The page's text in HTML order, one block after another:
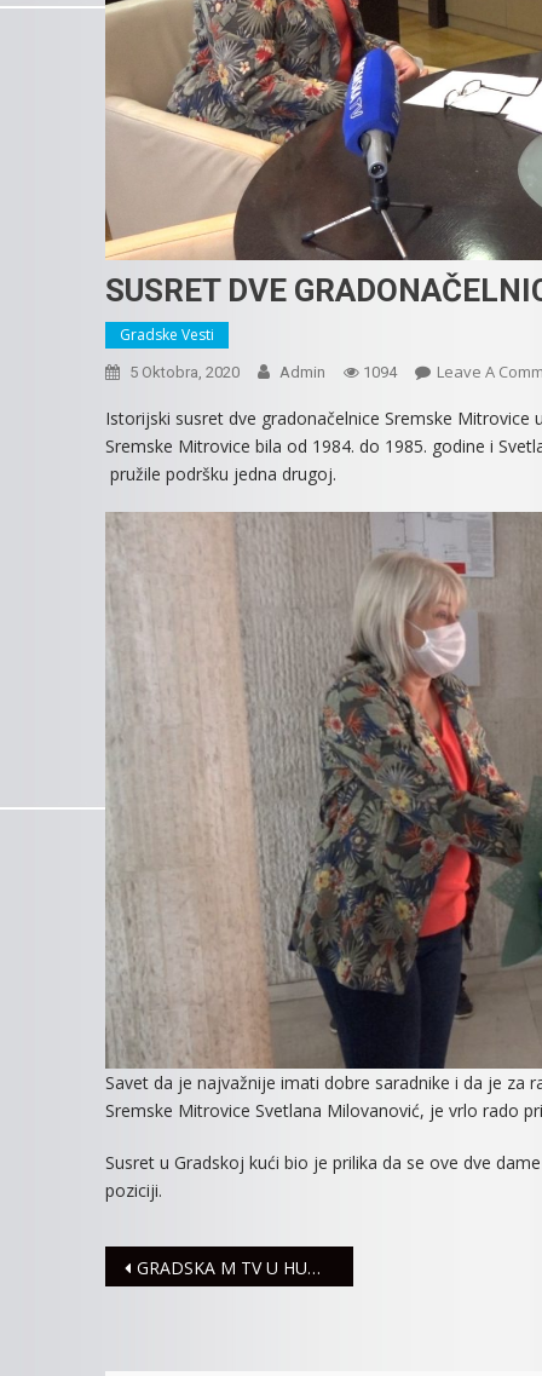
SUSRET DVE
Gradske Vesti
5 Oktobra, 2020 Admin 1094 Leave A
Istorijski susret dve gradonačelnice Sremske
Sremske Mitrovice bila od 1984. do 1985. godine i
pružile podršku jedna drugoj.
Savet da je najvažnije imati dobre saradnike i da je za
Sremske Mitrovice Svetlana Milovanović, je vrlo rado
Susret u Gradskoj kući bio je prilika da se ove dve
poziciji.
Navigacija
GRADSKA M TV U HUMANITARNOJ AKCIJI ZA DEČJE SELO